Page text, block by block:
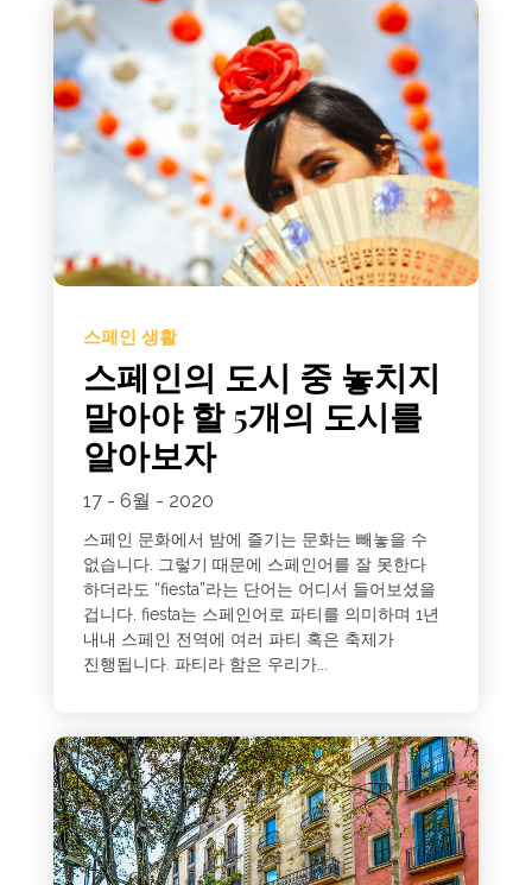
스페인 생활
스페인의 도시 중 놓치지
말아야 할 5개의 도시를
알아보자
17 - 6월 - 2020
스페인 문화에서 밤에 즐기는 문화는 빼놓을 수
없습니다. 그렇기 때문에 스페인어를 잘 못한다
하더라도 “fiesta”라는 단어는 어디서 들어보셨을
겁니다. fiesta는 스페인어로 파티를 의미하며 1년
내내 스페인 전역에 여러 파티 혹은 축제가
진행됩니다. 파티라 함은 우리가...